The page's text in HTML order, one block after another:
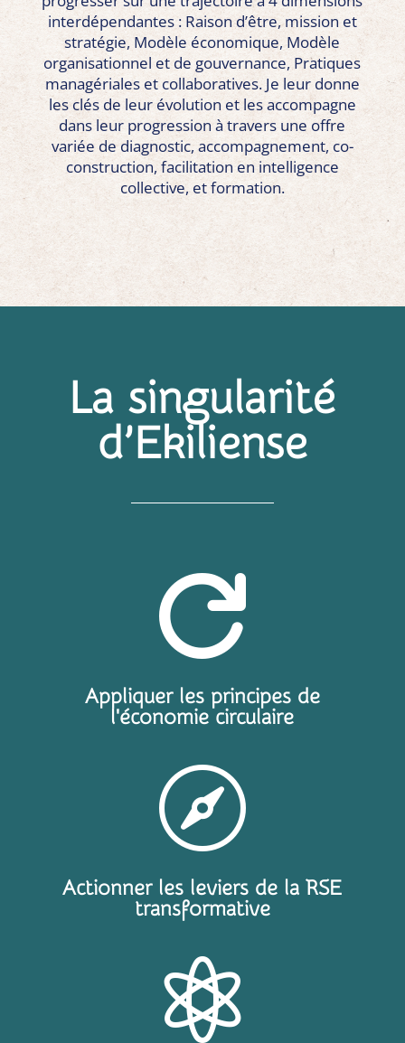
interdépendantes : Raison d’être, mission et
stratégie, Modèle économique, Modèle
organisationnel et de gouvernance, Pratiques
managériales et collaboratives. Je leur donne
les clés de leur évolution et les accompagne
dans leur progression à travers une offre
variée de diagnostic, accompagnement, co-
construction, facilitation en intelligence
collective, et formation.
La singularité
d’Ekiliense

Appliquer les principes de
l'économie circulaire

Actionner les leviers de la RSE
transformative
